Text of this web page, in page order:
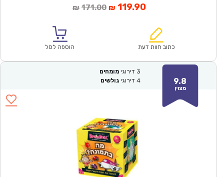
₪ 171.00המחיר
₪171.00.
₪ 119.90המחיר
הוא:
כתוב חוות דעת הוספה לסל
9.8
מצוין
3 דירוגי מומחים
4 דירוגי גולשים